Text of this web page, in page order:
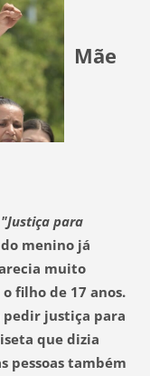
Mãe
"Justiça para
menino já
muito
filho de 17 anos.
pedir justiça para
que dizia
pessoas também